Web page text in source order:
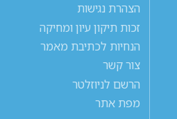
הצהרת נגישות
זכות תיקון עיון ומחיקה
הנחיות לכתיבת מאמר
צור קשר
הרשם לניוזלטר
מפת אתר